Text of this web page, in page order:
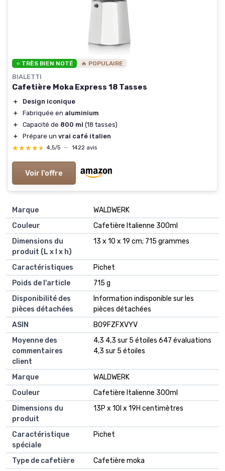
⭐ TRÈS BIEN NOTÉ 🔥 POPULAIRE
BIALETTI
Cafetière Moka Express 18 Tasses
＋
Design iconique
＋
Fabriquée en aluminium
＋
Capacité de 800 ml (18 tasses)
＋
Prépare un vrai café italien
★★★★★
★★★★★ 4,5/5 — 1422 avis
Voir l'offre
Marque
‎WALDWERK
Couleur
‎Cafetière Italienne 300ml
Dimensions du
produit (L x l x h)
‎13 x 10 x 19 cm; 715 grammes
Caractéristiques
‎Pichet
Poids de l'article
‎715 g
Disponibilité des
pièces détachées
‎Information indisponible sur les
pièces détachées
ASIN
B09FZFXVYV
Moyenne des
commentaires
client
4,3 4,3 sur 5 étoiles 647 évaluations
4,3 sur 5 étoiles
Marque
WALDWERK
Couleur
Cafetière Italienne 300ml
Dimensions du
produit
13P x 10l x 19H centimètres
Caractéristique
spéciale
Pichet
Type de cafetière
Cafetière moka